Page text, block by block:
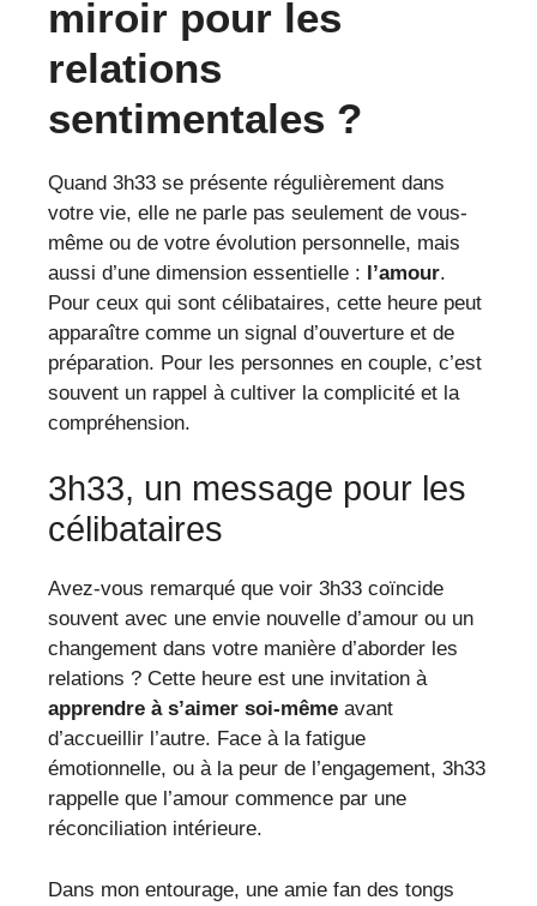
miroir pour les
relations
sentimentales ?
Quand 3h33 se présente régulièrement dans
votre vie, elle ne parle pas seulement de vous-
même ou de votre évolution personnelle, mais
aussi d’une dimension essentielle : l’amour.
Pour ceux qui sont célibataires, cette heure peut
apparaître comme un signal d’ouverture et de
préparation. Pour les personnes en couple, c’est
souvent un rappel à cultiver la complicité et la
compréhension.
3h33, un message pour les
célibataires
Avez-vous remarqué que voir 3h33 coïncide
souvent avec une envie nouvelle d’amour ou un
changement dans votre manière d’aborder les
relations ? Cette heure est une invitation à
apprendre à s’aimer soi-même avant
d’accueillir l’autre. Face à la fatigue
émotionnelle, ou à la peur de l’engagement, 3h33
rappelle que l’amour commence par une
réconciliation intérieure.
Dans mon entourage, une amie fan des tongs